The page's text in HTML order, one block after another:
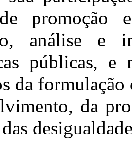
promoção
análise e
públicas,
da
da